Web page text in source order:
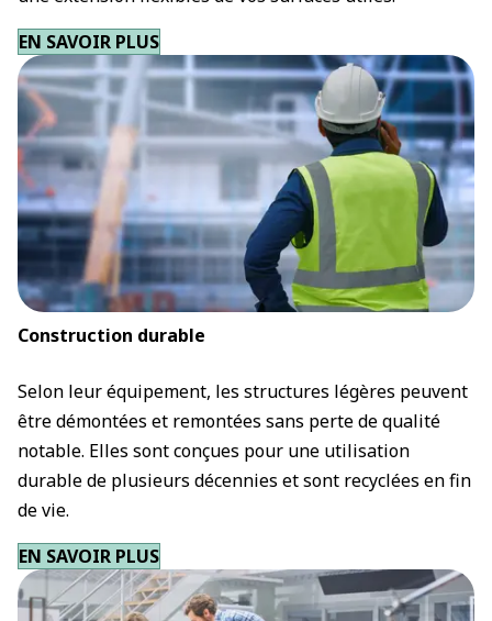
EN SAVOIR PLUS
Construction durable
Selon leur équipement, les structures légères peuvent
être démontées et remontées sans perte de qualité
notable. Elles sont conçues pour une utilisation
durable de plusieurs décennies et sont recyclées en fin
de vie.
EN SAVOIR PLUS